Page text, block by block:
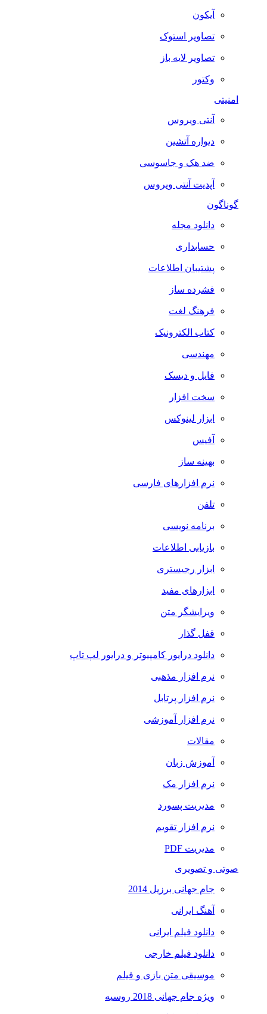
آیکون
تصاویر استوک
تصاویر لایه باز
وکتور
امنیتی
آنتی ویروس
دیواره آتشین
ضد هک و جاسوسی
آپدیت آنتی ویروس
گوناگون
دانلود مجله
حسابداری
پشتیبان اطلاعات
فشرده ساز
فرهنگ لغت
کتاب الکترونیک
مهندسی
فایل و دیسک
سخت افزار
ابزار لینوکس
آفیس
بهینه ساز
نرم افزارهای فارسی
تلفن
برنامه نویسی
بازیابی اطلاعات
ابزار رجیستری
ابزارهای مفید
ویرایشگر متن
قفل گذار
دانلود درایور کامپیوتر و درایور لپ تاپ
نرم افزار مذهبی
نرم افزار پرتابل
نرم افزار آموزشی
مقالات
آموزش زبان
نرم افزار مک
مدیریت پسورد
نرم افزار تقویم
مدیریت PDF
صوتی و تصویری
جام جهانی برزیل 2014
آهنگ ایرانی
دانلود فیلم ایرانی
دانلود فیلم خارجی
موسیقی متن بازی و فیلم
ویژه جام جهانی 2018 روسیه